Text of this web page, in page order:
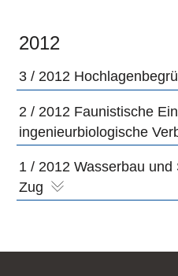
2012
3 / 2012
2 / 2012 Faunistische
ingenieurbiologische
1 / 2012 Wasserbau
Zug